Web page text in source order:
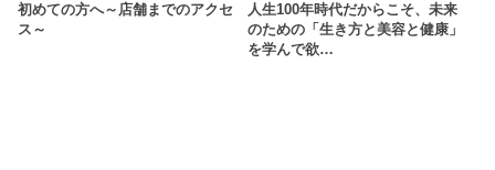
初めての方へ～店舗までのアクセ
ス～
人生100年時代だからこそ、未来
のための「生き方と美容と健康」
を学んで欲…